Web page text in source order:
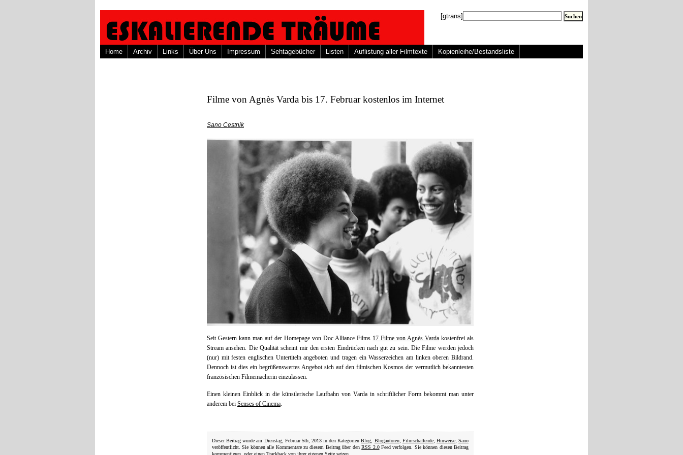
[gtrans]
Home Archiv Links Über Uns Impressum Sehtagebücher Listen Auflistung aller Filmtexte Kopienleihe/Bestandsliste
Filme von Agnès Varda bis 17. Februar kostenlos im Internet
Sano Cestnik
Seit Gestern kann man auf der Homepage von Doc Alliance Films 17 Filme von Agnès Varda kostenfrei als
Stream ansehen. Die Qualität scheint mir den ersten Eindrücken nach gut zu sein. Die Filme werden jedoch
(nur) mit festen englischen Untertiteln angeboten und tragen ein Wasserzeichen am linken oberen Bildrand.
Dennoch ist dies ein begrüßenswertes Angebot sich auf den filmischen Kosmos der vermutlich bekanntesten
französischen Filmemacherin einzulassen.
Einen kleinen Einblick in die künstlerische Laufbahn von Varda in schriftlicher Form bekommt man unter
anderem bei Senses of Cinema.
Dieser Beitrag wurde am Dienstag, Februar 5th, 2013 in den KategorienBlog Blogautoren, Filmschaffende, Hinweise,Sano
veröffentlicht. Sie können alle Kommentare zu diesem Beitrag über denRSS 2.0Feed verfolgen. Sie können diesen Beitrag
kommentieren , oder einen Trackback von ihrer eigenen Seite setzen.